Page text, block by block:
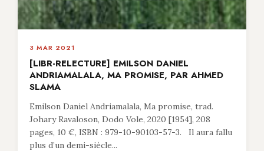
3 MAR 2021
[LIBR-RELECTURE] EMILSON DANIEL
ANDRIAMALALA, MA PROMISE, PAR AHMED
SLAMA
Emilson Daniel Andriamalala, Ma promise, trad.
Johary Ravaloson, Dodo Vole, 2020 [1954], 208
pages, 10 €, ISBN : 979-10-90103-57-3. Il aura fallu
plus d’un demi-siècle...